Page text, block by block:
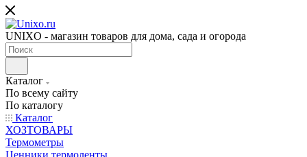
UNIXO - магазин товаров для дома, сада и огорода
Каталог
По всему сайту
По каталогу
Каталог
ХОЗТОВАРЫ
Термометры
Ценники,термоленты